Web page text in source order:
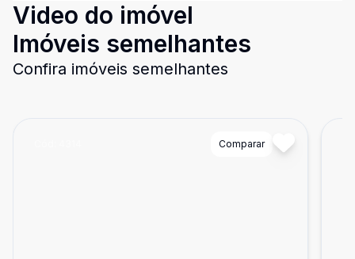
Video do imóvel
Imóveis semelhantes
Confira imóveis semelhantes
Comparar